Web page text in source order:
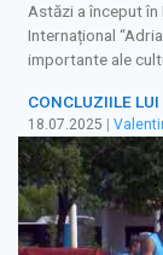
Astăzi a început în
Internațional
importante ale
CONCLUZIILE LUI
18.07.2025 |